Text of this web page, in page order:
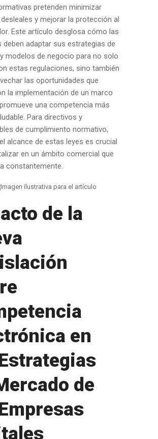
pretenden minimizar
y mejorar la protección al
Este artículo desglosa cómo las
deben adaptar sus estrategias de
modelos de negocio para no solo
estas regulaciones, sino también
las oportunidades que
la implementación de un marco
una competencia más
Para directivos y
de cumplimiento normativo,
alcance de estas leyes es crucial
en un ámbito comercial que
constantemente.
de la
en
de